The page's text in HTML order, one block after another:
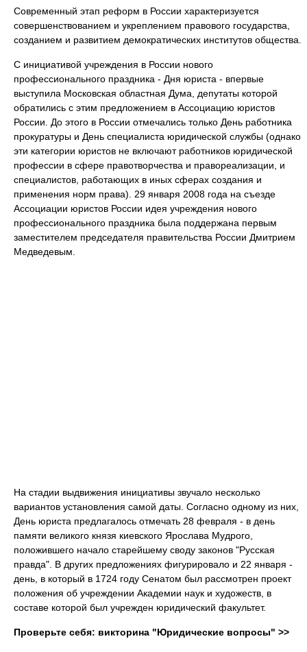
Современный этап реформ в России характеризуется
совершенствованием и укреплением правового государства,
созданием и развитием демократических институтов общества.
С инициативой учреждения в России нового
профессионального праздника - Дня юриста - впервые
выступила Московская областная Дума, депутаты которой
обратились с этим предложением в Ассоциацию юристов
России. До этого в России отмечались только День работника
прокуратуры и День специалиста юридической службы (однако
эти категории юристов не включают работников юридической
профессии в сфере правотворчества и правореализации, и
специалистов, работающих в иных сферах создания и
применения норм права). 29 января 2008 года на съезде
Ассоциации юристов России идея учреждения нового
профессионального праздника была поддержана первым
заместителем председателя правительства России Дмитрием
Медведевым.
На стадии выдвижения инициативы звучало несколько
вариантов установления самой даты. Согласно одному из них,
День юриста предлагалось отмечать 28 февраля - в день
памяти великого князя киевского Ярослава Мудрого,
положившего начало старейшему своду законов "Русская
правда". В других предложениях фигурировало и 22 января -
день, в который в 1724 году Сенатом был рассмотрен проект
положения об учреждении Академии наук и художеств, в
составе которой был учрежден юридический факультет.
Проверьте себя: викторина "Юридические вопросы" >>